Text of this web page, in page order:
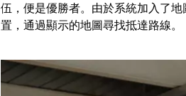
伍，便是優勝者。由於系統加入了
置，通過顯示的地圖尋找抵達路線。